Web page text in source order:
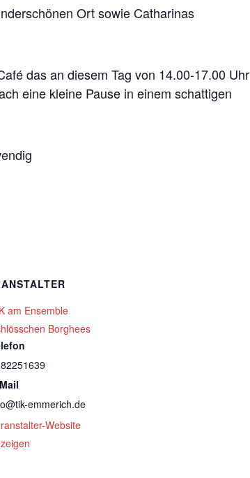
Ort sowie Catharinas
das an diesem Tag von 14.00-17.00 Uhr
eine kleine Pause in einem schattigen
am Ensemble
Borghees
emmerich.de
Website